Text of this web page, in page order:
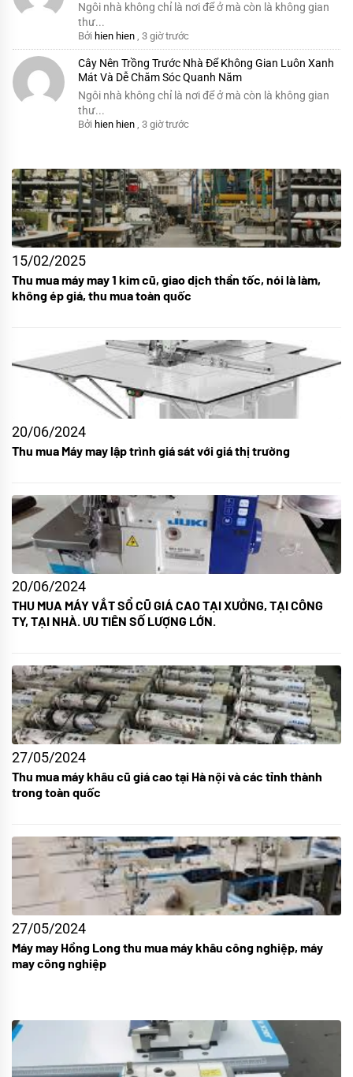
Ngôi nhà không chỉ là nơi để ở mà còn là không gian
thư...
Bởi hien hien ,3 giờ trước
Cây Nên Trồng Trước Nhà Để Không Gian Luôn Xanh
Mát Và Dễ Chăm Sóc Quanh Năm
Ngôi nhà không chỉ là nơi để ở mà còn là không gian
thư...
Bởi hien hien ,3 giờ trước
15/02/2025
Thu mua máy may 1 kim cũ, giao dịch thần tốc, nói là làm,
không ép giá, thu mua toàn quốc
20/06/2024
Thu mua Máy may lập trình giá sát với giá thị trường
20/06/2024
THU MUA MÁY VẮT SỔ CŨ GIÁ CAO TẠI XƯỞNG, TẠI CÔNG
TY, TẠI NHÀ. ƯU TIÊN SỐ LƯỢNG LỚN.
27/05/2024
Thu mua máy khâu cũ giá cao tại Hà nội và các tỉnh thành
trong toàn quốc
27/05/2024
Máy may Hồng Long thu mua máy khâu công nghiệp, máy
may công nghiệp